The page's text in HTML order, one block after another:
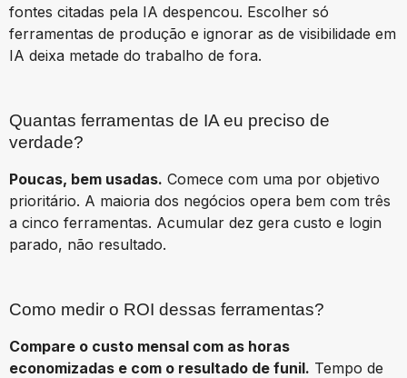
fontes citadas pela IA despencou. Escolher só
ferramentas de produção e ignorar as de visibilidade em
IA deixa metade do trabalho de fora.
Quantas ferramentas de IA eu preciso de
verdade?
Poucas, bem usadas. Comece com uma por objetivo
prioritário. A maioria dos negócios opera bem com três
a cinco ferramentas. Acumular dez gera custo e login
parado, não resultado.
Como medir o ROI dessas ferramentas?
Compare o custo mensal com as horas
economizadas e com o resultado de funil. Tempo de